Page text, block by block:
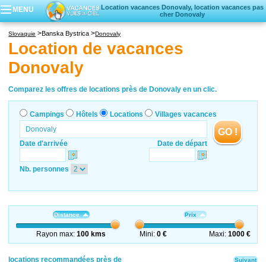
MENU
Location vacances Donovaly, location vacances pas
cher Donovaly
Locations vacances
Slovaquie Banska Bystrica Donovaly
Location de vacances
Donovaly
Comparez les offres de locations près de Donovaly en un clic.
Campings Hôtels Locations Villages vacances
Date d'arrivée Date de départ
GO !
Nb. personnes
Distance
Rayon max:100 kms
Prix
Mini:0 € Maxi: 1000 €
locations recommandées près de
Suivant